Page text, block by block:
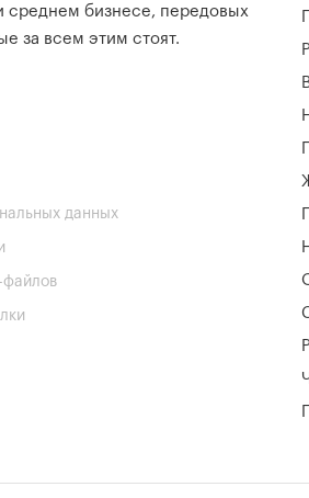
бизнесе, передовых
за всем этим стоят.
данных
файлов